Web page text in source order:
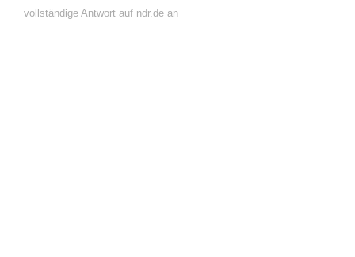
vollständige Antwort auf ndr.de an